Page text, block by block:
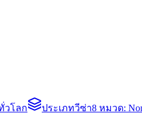
วโลก ประเภทวีซ่า8 หมวด: